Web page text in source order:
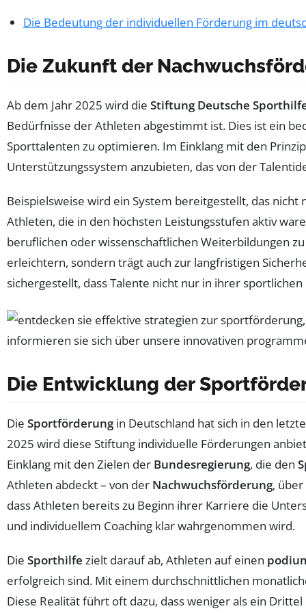
Die Bedeutung der individuellen Förderung im
Die Zukunft der
Ab dem Jahr 2025 wird die Stiftung Deutsche
Bedürfnisse der Athleten abgestimmt ist. Dies ist ein
Sporttalenten zu optimieren. Im Einklang mit den
Unterstützungssystem anzubieten, das von der
Beispielsweise wird ein System bereitgestellt, das
Athleten, die in den höchsten Leistungsstufen aktiv
beruflichen oder wissenschaftlichen Weiterbildungen
erleichtern, sondern trägt auch zur langfristigen
sichergestellt, dass Talente nicht nur in ihrer
Die Entwicklung der
Die Sportförderungin Deutschland hat sich in den
2025 wird diese Stiftung individuelle Förderungen
Einklang mit den Zielen der Bundesregierung, die den
Athleten abdeckt – von der Nachwuchsförderung,
dass Athleten bereits zu Beginn ihrer Karriere die
und individuellem Coaching klar wahrgenommen wird.
Die Sporthilfe zielt darauf ab, Athleten auf einen
erfolgreich sind. Mit einem durchschnittlichen
Diese Realität führt oft dazu, dass weniger als ein